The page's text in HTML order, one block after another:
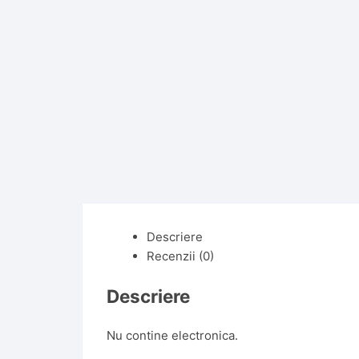
Descriere
Recenzii (0)
Descriere
Nu contine electronica.